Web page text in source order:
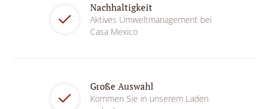
Nachhaltigkeit
Aktives Umweltmanagement bei
Casa Mexico
Große Auswahl
Kommen Sie in unserem Laden